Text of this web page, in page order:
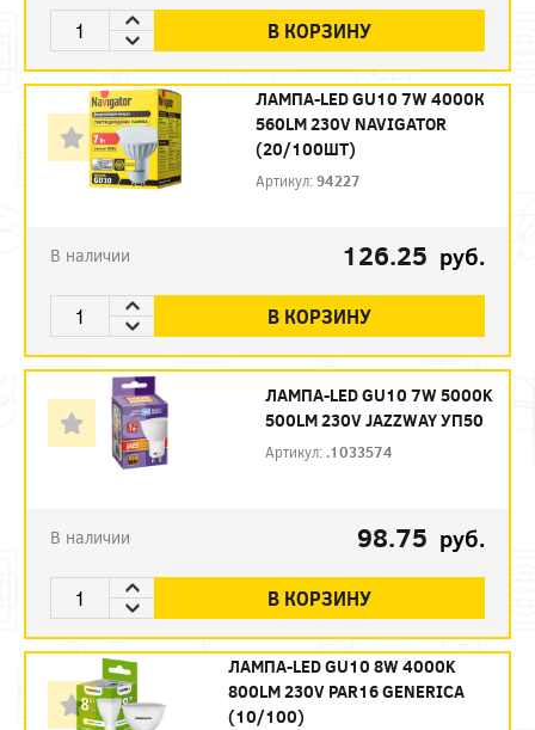
В КОРЗИНУ
ЛАМПА-LED GU10 7W 4000К
560LM 230V NAVIGATOR
(20/100ШТ)
Артикул:94227
В наличии 126.25 руб.
В КОРЗИНУ
ЛАМПА-LED GU10 7W 5000K
500LM 230V JAZZWAY УП50
Артикул: .1033574
В наличии 98.75 руб.
В КОРЗИНУ
ЛАМПА-LED GU10 8W 4000K
800LM 230V PAR16 GENERICA
(10/100)